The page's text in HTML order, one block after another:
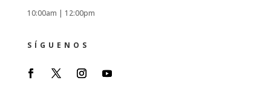
10:00am | 12:00pm
SÍGUENOS